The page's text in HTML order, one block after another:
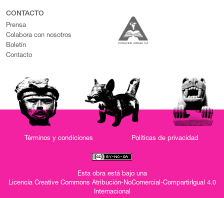
CONTACTO
Prensa
Colabora con nosotros
Boletín
Contacto
Términos y condiciones Políticas de privacidad
Esta obra está bajo una
Licencia Creative Commons Atribución-NoComercial-CompartirIgual 4.0
Internacional